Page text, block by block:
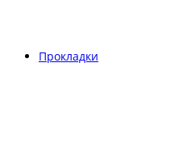
Прокладки